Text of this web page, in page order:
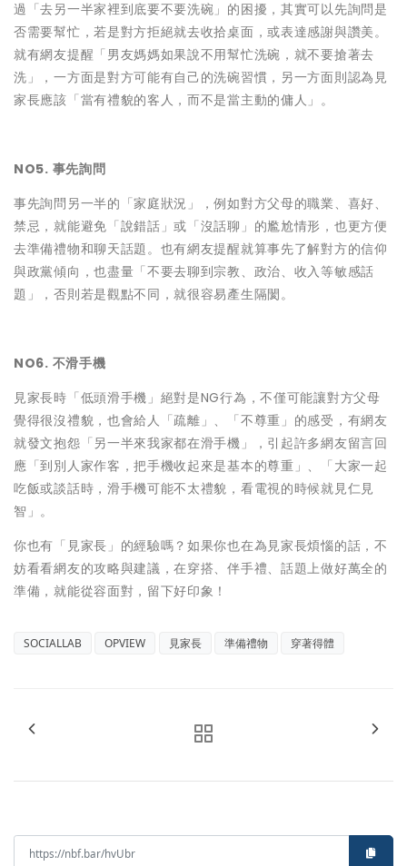
過「去另一半家裡到底要不要洗碗」的困擾，其實可以先詢問是
否需要幫忙，若是對方拒絕就去收拾桌面，或表達感謝與讚美。
就有網友提醒「男友媽媽如果說不用幫忙洗碗，就不要搶著去
洗」，一方面是對方可能有自己的洗碗習慣，另一方面則認為見
家長應該「當有禮貌的客人，而不是當主動的傭人」。
NO5. 事先詢問
事先詢問另一半的「家庭狀況」，例如對方父母的職業、喜好、
禁忌，就能避免「說錯話」或「沒話聊」的尷尬情形，也更方便
去準備禮物和聊天話題。也有網友提醒就算事先了解對方的信仰
與政黨傾向，也盡量「不要去聊到宗教、政治、收入等敏感話
題」，否則若是觀點不同，就很容易產生隔閡。
NO6. 不滑手機
見家長時「低頭滑手機」絕對是NG行為，不僅可能讓對方父母
覺得很沒禮貌，也會給人「疏離」、「不尊重」的感受，有網友
就發文抱怨「另一半來我家都在滑手機」，引起許多網友留言回
應「到別人家作客，把手機收起來是基本的尊重」、「大家一起
吃飯或談話時，滑手機可能不太禮貌，看電視的時候就見仁見
智」。
你也有「見家長」的經驗嗎？如果你也在為見家長煩惱的話，不
妨看看網友的攻略與建議，在穿搭、伴手禮、話題上做好萬全的
準備，就能從容面對，留下好印象！
SOCIALLAB OPVIEW 見家長 準備禮物 穿著得體